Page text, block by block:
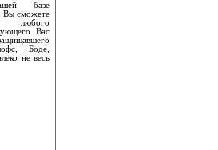
базе
Вы сможете
любого
Вас
Боде,
не весь